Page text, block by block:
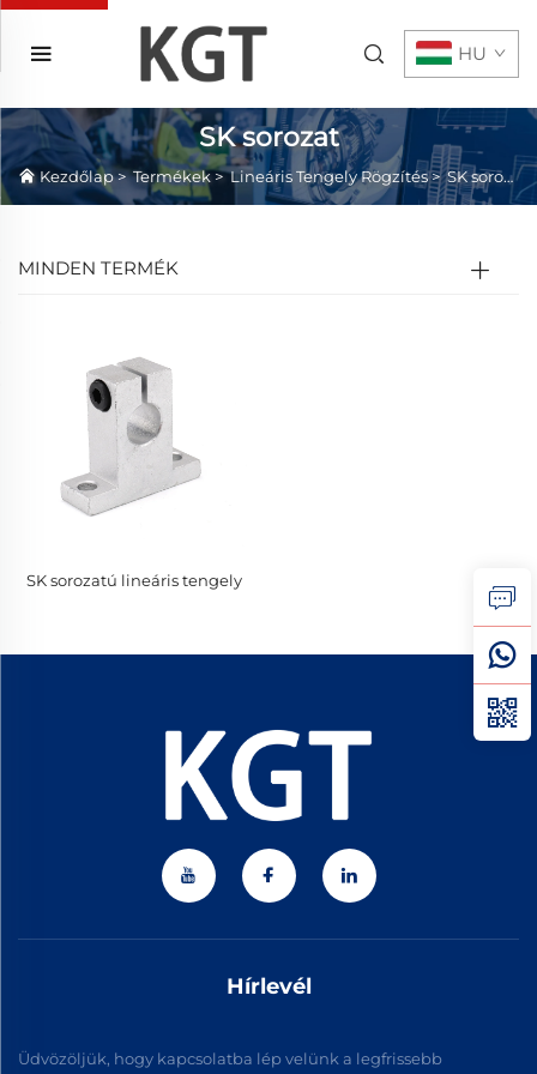
HU
SK sorozat
Kezdőlap>Termékek>Lineáris Tengely Rögzítés>SK sorozat
MINDEN TERMÉK
SK sorozatú lineáris tengely
Hírlevél
Üdvözöljük, hogy kapcsolatba lép velünk a legfrissebb